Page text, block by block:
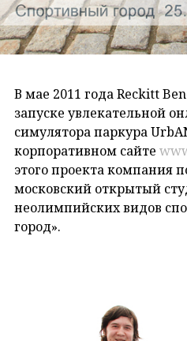
В мае 2011 года Reckitt
запуске увлекательной
симулятора паркура
корпоративном сайте
этого проекта компания
московский открытый
неолимпийских видов
город».